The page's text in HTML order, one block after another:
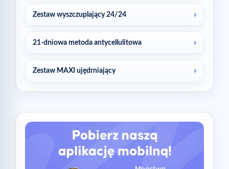
Zestaw wyszczuplający 24/24
21-dniowa metoda antycellulitowa
Zestaw MAXI ujędrniający